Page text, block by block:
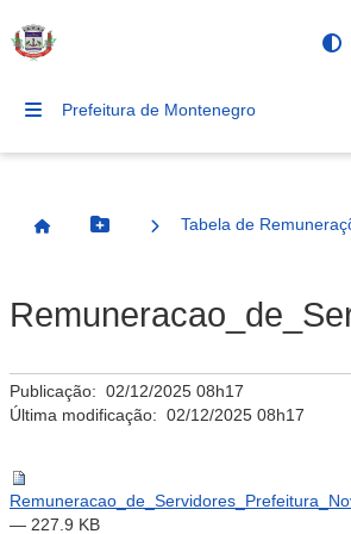
Prefeitura de Montenegro
Página InicialBotão Menu
Tabela de
Publicação: 02/12/2025 08h17
Última modificação: 02/12/2025 08h17
— 227.9 KB